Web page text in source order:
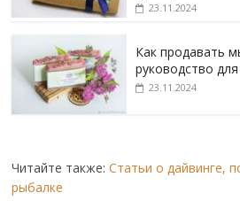
23.11.2024
Как продавать
руководство
23.11.2024
Читайте также:Статьи о дайвинге,
рыбалке